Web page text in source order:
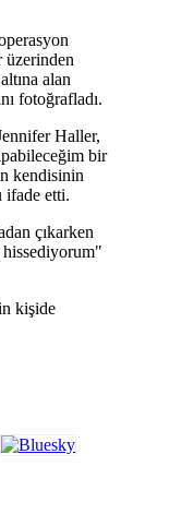
üzerinden
alan
fotoğrafladı.
Haller,
bir
kendisinin
ifade etti.
çıkarken
kişide